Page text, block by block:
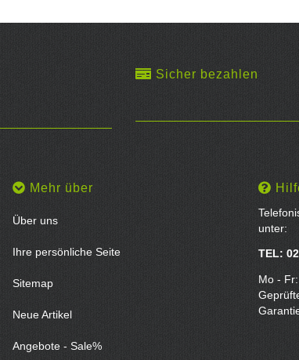
Sicher bezahlen
Mehr über
Über uns
Ihre persönliche Seite
Sitemap
Neue Artikel
Angebote - Sale%
unter:
TEL:
Mo -